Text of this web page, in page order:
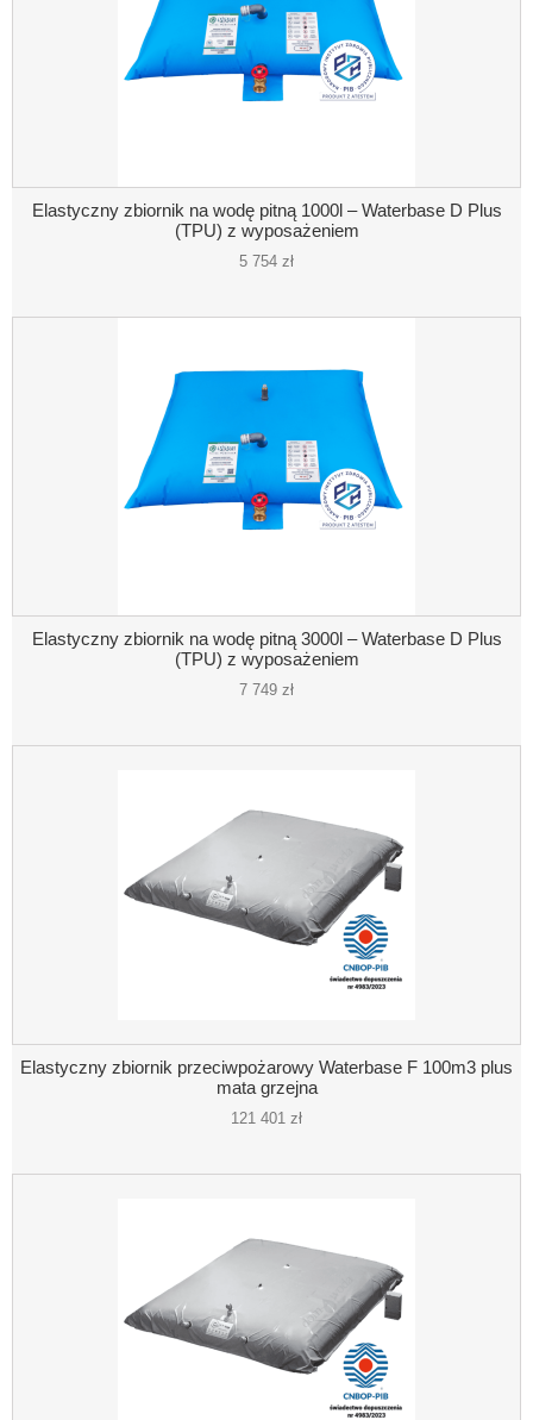
Elastyczny zbiornik na wodę pitną 1000l – Waterbase D Plus
(TPU) z wyposażeniem
5 754 zł
Elastyczny zbiornik na wodę pitną 3000l – Waterbase D Plus
(TPU) z wyposażeniem
7 749 zł
Elastyczny zbiornik przeciwpożarowy Waterbase F 100m3 plus
mata grzejna
121 401 zł